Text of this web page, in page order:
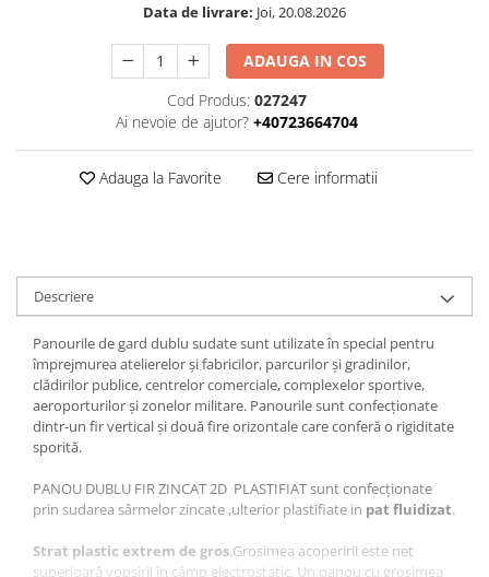
Data de livrare: Joi, 20.08.2026
ADAUGA IN COS
Cod Produs: 027247
Ai nevoie de ajutor? +40723664704
Adauga la Favorite Cere informatii
Descriere
Panourile de gard dublu sudate sunt utilizate în special pentru
împrejmurea atelierelor și fabricilor, parcurilor și gradinilor,
clădirilor publice, centrelor comerciale, complexelor sportive,
aeroporturilor și zonelor militare. Panourile sunt confecționate
dintr-un fir vertical și două fire orizontale care conferă o rigiditate
sporită.
PANOU DUBLU FIR ZINCAT 2D PLASTIFIAT sunt confecționate
prin sudarea sârmelor zincate ,ulterior plastifiate in pat fluidizat.
Strat plastic extrem de gros.Grosimea acoperirii este net
superioară vopsirii în câmp electrostatic. Un panou cu grosimea